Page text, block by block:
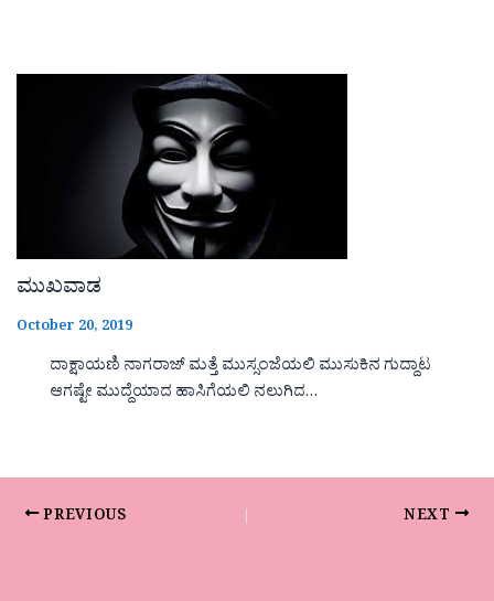
ಮುಖವಾಡ
October 20, 2019
ದಾಕ್ಷಾಯಣಿ ನಾಗರಾಜ್ ಮತ್ತೆ ಮುಸ್ಸಂಜೆಯಲಿ ಮುಸುಕಿನ ಗುದ್ದಾಟ
ಆಗಷ್ಟೇ ಮುದ್ದೆಯಾದ ಹಾಸಿಗೆಯಲಿ ನಲುಗಿದ…
PREVIOUS NEXT